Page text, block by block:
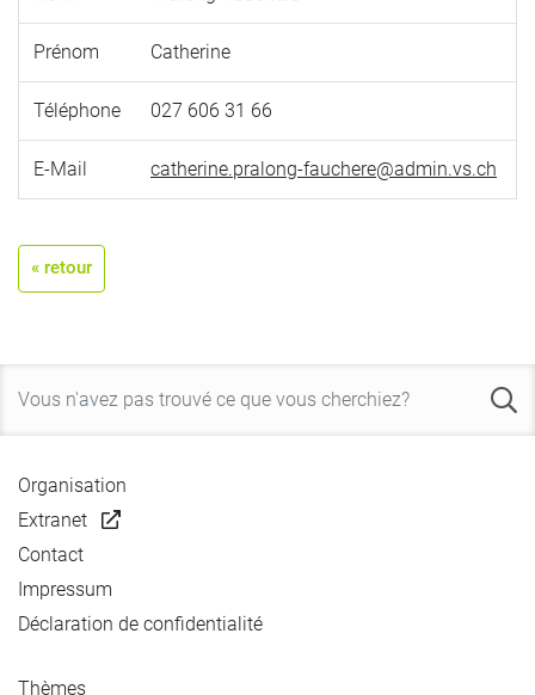
Prénom Catherine
Téléphone 027 606 31 66
E-Mail catherine.pralong-fauchere@admin.vs.ch
« retour
Organisation
Extranet
Contact
Impressum
Déclaration de confidentialité
Thèmes